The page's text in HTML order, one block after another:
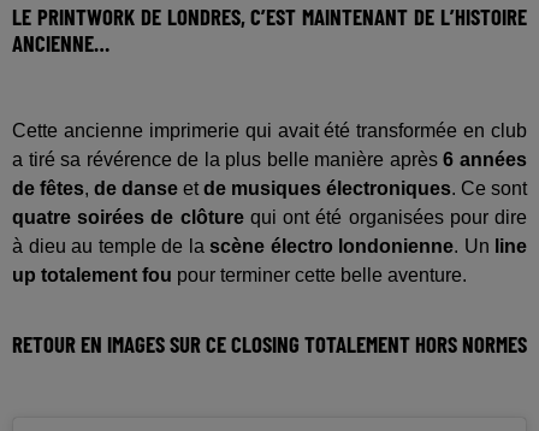
LE PRINTWORK DE LONDRES, C’EST MAINTENANT DE L’HISTOIRE
ANCIENNE…
Cette ancienne imprimerie qui avait été transformée en club
a tiré sa révérence de la plus belle manière après6 années
de fêtes, de danse etde musiques électroniques. Ce sont
quatre soirées de clôturequi ont été organisées pour dire
à dieu au temple de la scène électro londonienne. Un line
up totalement fou pour terminer cette belle aventure.
RETOUR EN IMAGES SUR CE CLOSING TOTALEMENT HORS NORMES